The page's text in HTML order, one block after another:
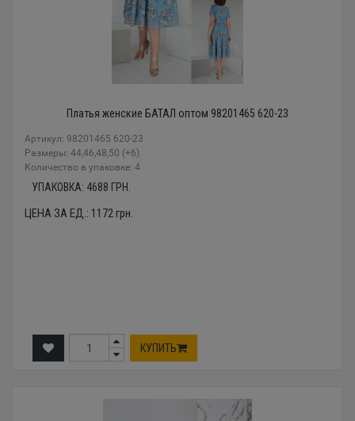
Платья женские БАТАЛ оптом 98201465 620-23
Артикул: 98201465 620-23
Размеры: 44,46,48,50 (+6)
Количество в упаковке: 4
УПАКОВКА: 4688 ГРН.
ЦЕНА ЗА ЕД.: 1172грн.
КУПИТЬ